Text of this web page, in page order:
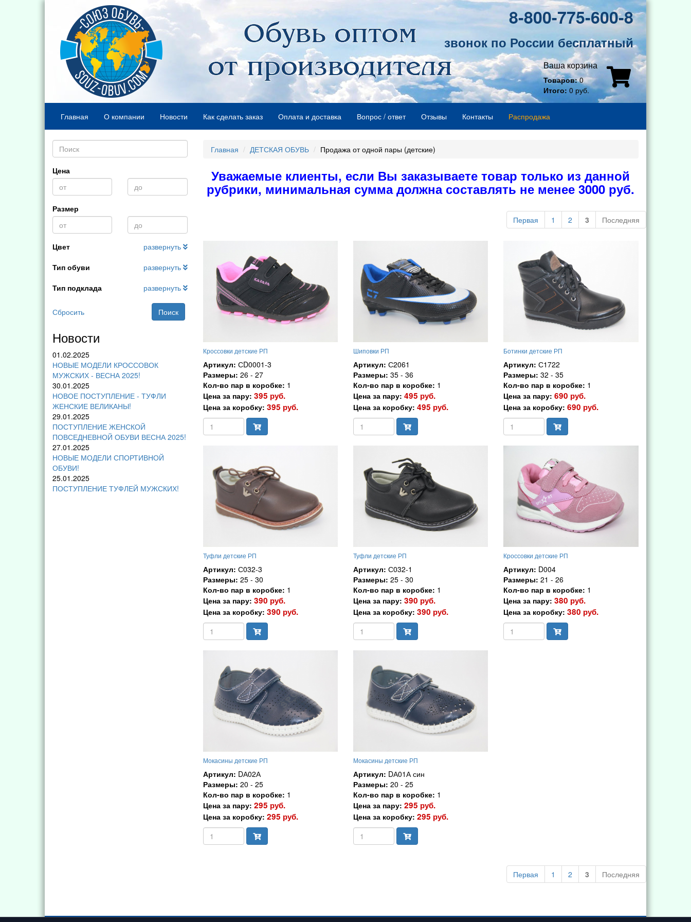
8-800-775-600-8
звонок по России бесплатный
Ваша корзина
Товаров:0
Итого: 0 руб.
Главная О компании Новости Как сделать заказ Оплата и доставка Вопрос / ответ Отзывы Контакты Распродажа
Цена
Размер
Цвет
развернуть
Тип обуви
развернуть
Тип подклада
развернуть
Сбросить Поиск
Новости
01.02.2025
НОВЫЕ МОДЕЛИ КРОССОВОК
МУЖСКИХ - ВЕСНА 2025!
30.01.2025
НОВОЕ ПОСТУПЛЕНИЕ - ТУФЛИ
ЖЕНСКИЕ ВЕЛИКАНЫ!
29.01.2025
ПОСТУПЛЕНИЕ ЖЕНСКОЙ
ПОВСЕДНЕВНОЙ ОБУВИ ВЕСНА 2025!
27.01.2025
НОВЫЕ МОДЕЛИ СПОРТИВНОЙ
ОБУВИ!
25.01.2025
ПОСТУПЛЕНИЕ ТУФЛЕЙ МУЖСКИХ!
Главная ДЕТСКАЯ ОБУВЬ Продажа от одной пары (детские)
Уважаемые клиенты, если Вы заказываете товар только из данной
рубрики, минимальная сумма должна составлять не менее 3000 руб.
Первая 1 2 3 Последняя
Кроссовки детские РП
Артикул: СD0001-3
Размеры: 26 - 27
Кол-во пар в коробке: 1
Цена за пару: 395 руб.
Цена за коробку: 395 руб.
Шиповки РП
Артикул: С2061
Размеры: 35 - 36
Кол-во пар в коробке: 1
Цена за пару: 495 руб.
Цена за коробку: 495 руб.
Ботинки детские РП
Артикул: С1722
Размеры: 32 - 35
Кол-во пар в коробке: 1
Цена за пару: 690 руб.
Цена за коробку: 690 руб.
Туфли детские РП
Артикул: С032-3
Размеры: 25 - 30
Кол-во пар в коробке: 1
Цена за пару: 390 руб.
Цена за коробку: 390 руб.
Туфли детские РП
Артикул: С032-1
Размеры: 25 - 30
Кол-во пар в коробке: 1
Цена за пару: 390 руб.
Цена за коробку: 390 руб.
Кроссовки детские РП
Артикул: D004
Размеры: 21 - 26
Кол-во пар в коробке: 1
Цена за пару: 380 руб.
Цена за коробку: 380 руб.
Мокасины детские РП
Артикул: DА02А
Размеры: 20 - 25
Кол-во пар в коробке: 1
Цена за пару: 295 руб.
Цена за коробку: 295 руб.
Мокасины детские РП
Артикул: DА01А син
Размеры: 20 - 25
Кол-во пар в коробке: 1
Цена за пару: 295 руб.
Цена за коробку: 295 руб.
Первая 1 2 3 Последняя